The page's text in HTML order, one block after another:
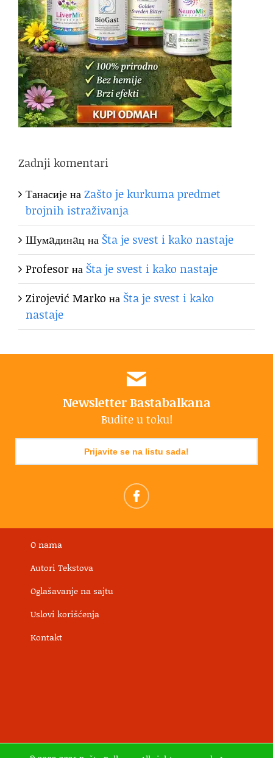
Zadnji komentari
ТанасијенаZašto je kurkuma predmet
brojnih istraživanja
Шумaдинaцна Šta je svest i kako nastaje
Profesorна Šta je svest i kako nastaje
Zirojević Marko на Šta je svest i kako
nastaje
Newsletter Bastabalkana
Budite u toku!
Prijavite se na listu sada!
O nama
Autori Tekstova
Oglašavanje na sajtu
Uslovi korišćenja
Kontakt